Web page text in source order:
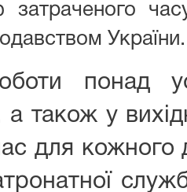
затраченого
України.
понад
також у
для